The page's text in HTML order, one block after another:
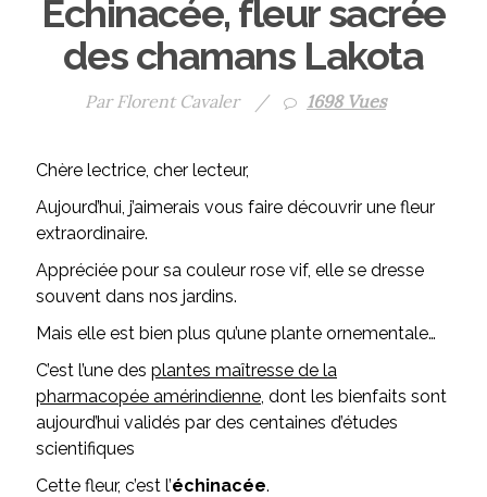
Échinacée, fleur sacrée
des chamans Lakota
Par Florent Cavaler / 1698 Vues
Chère lectrice, cher lecteur,
Aujourd’hui, j’aimerais vous faire découvrir une fleur
extraordinaire.
Appréciée pour sa couleur rose vif, elle se dresse
souvent dans nos jardins.
Mais elle est bien plus qu’une plante ornementale…
C’est l’une des plantes maîtresse de la
pharmacopée amérindienne, dont les bienfaits sont
aujourd’hui validés par des centaines d’études
scientifiques
Cette fleur, c’est l’échinacée.